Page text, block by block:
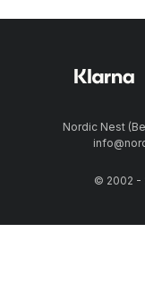
Nordic Nest
© 2002 -